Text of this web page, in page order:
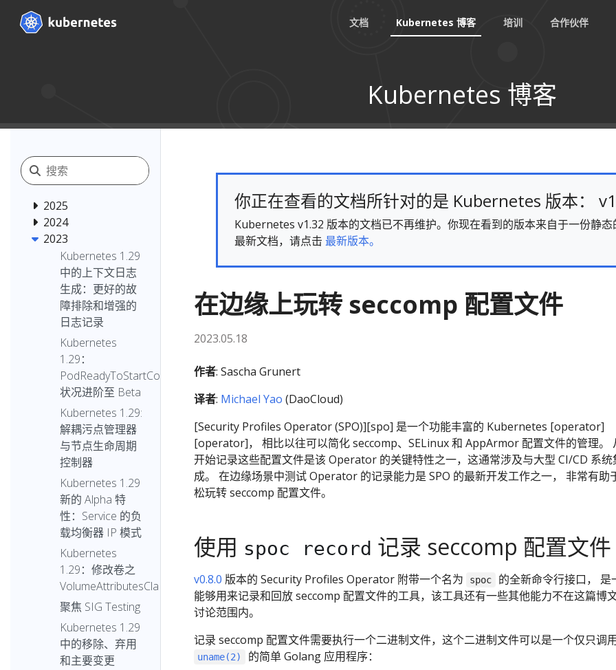
文档 Kubernetes 博客 培训 合作伙伴
Kubernetes 博客
2025
2024
2023
Kubernetes 1.29
中的上下文日志
生成：更好的故
障排除和增强的
日志记录
Kubernetes
1.29：
PodReadyToStartContainers
状况进阶至 Beta
Kubernetes 1.29:
解耦污点管理器
与节点生命周期
控制器
Kubernetes 1.29
新的 Alpha 特
性：Service 的负
载均衡器 IP 模式
Kubernetes
1.29：修改卷之
VolumeAttributesClass
聚焦 SIG Testing
Kubernetes 1.29
中的移除、弃用
和主要变更
你正在查看的文档所针对的是 Kubernetes 版本：
Kubernetes v1.32 版本的文档已不再维护。你现在看到的版本来自于一份静
最新文档，请点击 最新版本。
在边缘上玩转 seccomp 配置文件
2023.05.18
作者: Sascha Grunert
译者: Michael Yao (DaoCloud)
[Security Profiles Operator (SPO)][spo] 是一个功能丰富的 Kubernetes [operator]
[operator]， 相比以往可以简化 seccomp、SELinux 和 AppArmor 配置文件的管理。
开始记录这些配置文件是该 Operator 的关键特性之一，这通常涉及与大型 CI/CD 系统
成。 在边缘场景中测试 Operator 的记录能力是 SPO 的最新开发工作之一， 非常有助
松玩转 seccomp 配置文件。
使用 spoc record 记录 seccomp 配置文件
v0.8.0 版本的 Security Profiles Operator 附带一个名为 spoc
的全新命令行接口， 是
能够用来记录和回放 seccomp 配置文件的工具，该工具还有一些其他能力不在这篇博
讨论范围内。
记录 seccomp 配置文件需要执行一个二进制文件，这个二进制文件可以是一个仅只调
uname(2) 的简单 Golang 应用程序：